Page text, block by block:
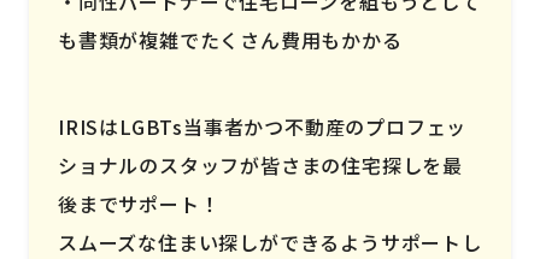
も書類が複雑でたくさん費用もかかる
IRISはLGBTs当事者かつ不動産のプロフェッ
ショナルのスタッフが皆さまの住宅探しを最
後までサポート！
スムーズな住まい探しができるようサポートし